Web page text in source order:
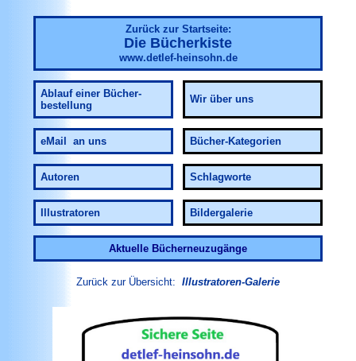
Zurück zur Startseite:
Die Bücherkiste
www.detlef-heinsohn.de
Ablauf einer Bücher-
bestellung
Wir über uns
eMail an uns Bücher-Kategorien
Autoren Schlagworte
Illustratoren Bildergalerie
Aktuelle Bücherneuzugänge
Zurück zur Übersicht: Illustratoren-Galerie